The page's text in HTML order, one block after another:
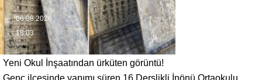
06.08.2026
18:03
Yeni Okul İnşaatından ürküten görüntü!
Genç ilçesinde yapımı süren 16 Derslikli İnönü Ortaokulu